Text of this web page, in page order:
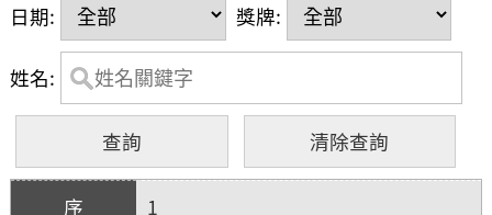
日期: 獎牌:
姓名:
1